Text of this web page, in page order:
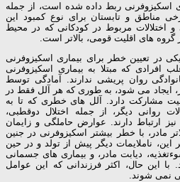
اسکیزوفرنی ربط داده شده است، از جمله
مناطق و تابستان برای نوع کمبود این
و اختلالات مربوط در کودکانی که در محیط
­های اقلیت قومی، بالاتر است.
در تعیین خطر برای بیماری اسکیزوفرنی
افرادی که مبتلا به بیماری اسکیزوفرنی
روان­ پریشی ندارند. آمادگی توسط
ایجاد می شود، به طوری که هر آلل فقط در
مشارکت دارد. آلل­ های خطری که تا به
روانی دیگر، از جمله اختلال دوقطبی،
ارتباط دارند. عوارض حاملگی و زایمان
مادر، با خطر بیشتر اسکیزوفرنی در جنین
این، ناملایمات دیگر پیش از تولد و در حین
دیابت مادر، و بیماری­­ های جسمانی
با این حال، اکثر فرزندانی که این عوامل
نمی­ شوند.